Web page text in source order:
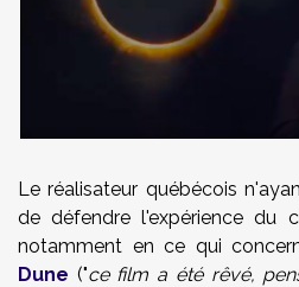
Le réalisateur québécois
de défendre l'expérience du
notamment en ce qui
Dune ("ce film a été rêvé,